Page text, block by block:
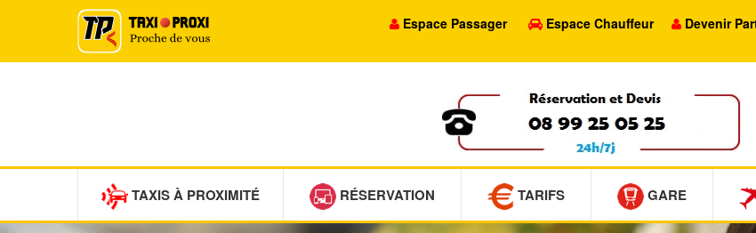
Espace Passager Espace Chauffeur Devenir
TAXIS À PROXIMITÉ RÉSERVATION TARIFS GARE